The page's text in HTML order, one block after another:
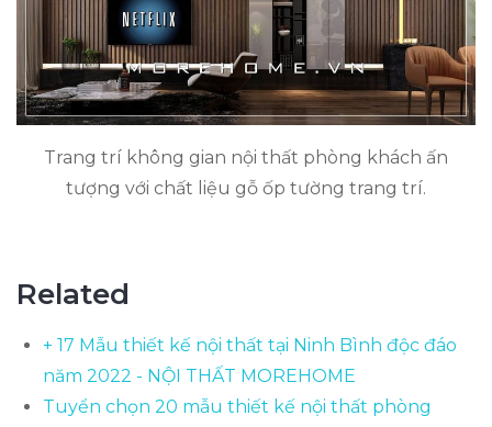
Trang trí không gian nội thất phòng khách ấn
tượng với chất liệu gỗ ốp tường trang trí.
Related
+ 17 Mẫu thiết kế nội thất tại Ninh Bình độc đáo
năm 2022 - NỘI THẤT MOREHOME
Tuyển chọn 20 mẫu thiết kế nội thất phòng